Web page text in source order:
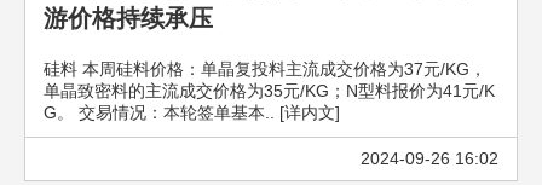
游价格持续承压
硅料 本周硅料价格：单晶复投料主流成交价格为37元/KG，
单晶致密料的主流成交价格为35元/KG；N型料报价为41元/K
G。 交易情况：本轮签单基本.. [详内文]
2024-09-26 16:02